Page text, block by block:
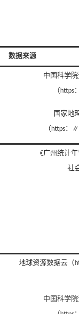
数据来源
中国科学
（https
国家地
（https：
《广州统计
社
地球资源数据云（
中国科学